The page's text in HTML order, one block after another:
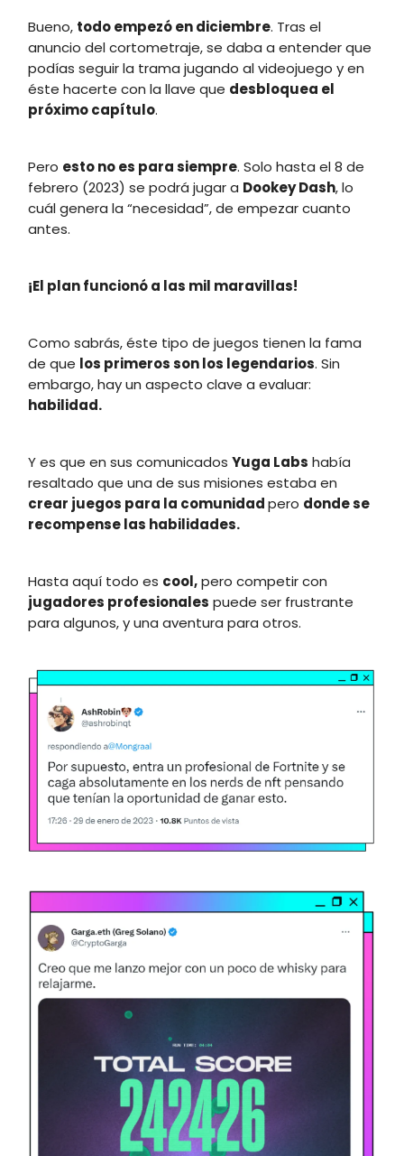
Bueno, todo empezó en diciembre. Tras el
anuncio del cortometraje, se daba a entender que
podías seguir la trama jugando al videojuego y en
éste hacerte con la llave que desbloquea el
próximo capítulo.
Pero esto no es para siempre. Solo hasta el 8 de
febrero (2023) se podrá jugar a Dookey Dash, lo
cuál genera la “necesidad”, de empezar cuanto
antes.
¡El plan funcionó a las mil maravillas!
Como sabrás, éste tipo de juegos tienen la fama
de que los primeros son los legendarios. Sin
embargo, hay un aspecto clave a evaluar:
habilidad.
Y es que en sus comunicados Yuga Labs había
resaltado que una de sus misiones estaba en
crear juegos para la comunidadpero donde se
recompense las habilidades.
Hasta aquí todo es cool,pero competir con
jugadores profesionales puede ser frustrante
para algunos, y una aventura para otros.